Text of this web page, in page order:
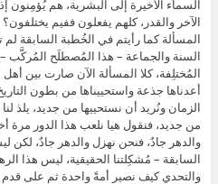
السماء الأخيرة إلى البشرية، هم يُؤمِنون
الآخر والقدر، كلهم يفعلون ففيم
المسألة كما رأيتم في الخُطبة السابقة
السنة والجماعة – هذا المُصطلَح المُركَّب –
المُختلِفة، كلا المسألة الآن صارت بين
أعدناها جذعة واستحييناها من بطون
الزمان ونُريد أن نستحييها من جديد، يلذ
من جديد، فنقول هيا نلعب هذا الدور مرة
والدهر جادٌ، فنحن نهزل والدهر جادٌ،
السابقة – مُشكِلتنا الحقيقية، ليس هذا
والتحدي كيف نصير أمةً واحدة ثم على